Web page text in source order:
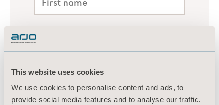
This website uses cookies
We use cookies to personalise content and ads, to
provide social media features and to analyse our traffic.